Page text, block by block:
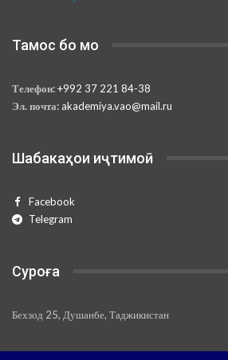
Тамос бо мо
Телефон:+992 37 221 84-38
Эл. почта: akademiya.vao@mail.ru
Шабакаҳои иҷтимоӣ
Facebook
Telegram
Суроға
Бехзод 25, Душанбе, Таджикистан